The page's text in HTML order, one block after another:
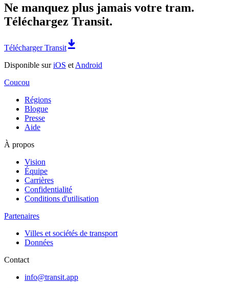
Ne manquez plus jamais votre tram.
Téléchargez Transit.
Télécharger Transit
Disponible suriOS etAndroid
Coucou
Régions
Blogue
Presse
Aide
À propos
Vision
Équipe
Carrières
Confidentialité
Conditions d'utilisation
Partenaires
Villes et sociétés de transport
Données
Contact
info@transit.app